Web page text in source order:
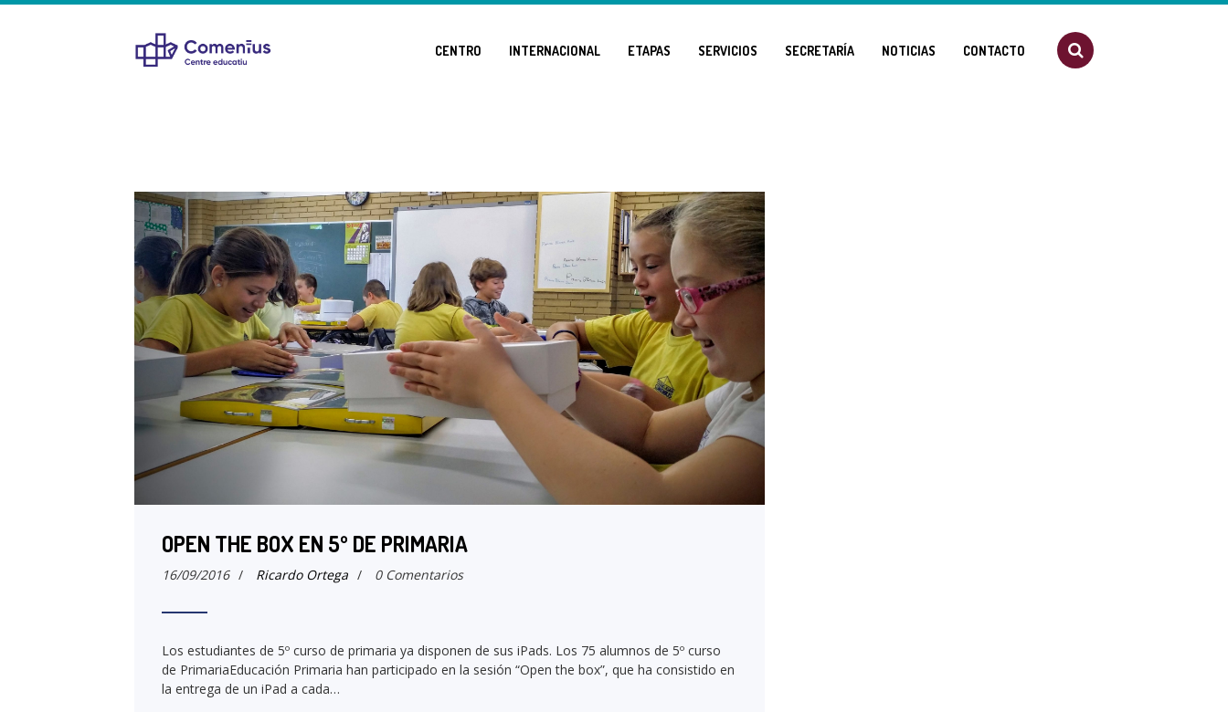
CENTRO INTERNACIONAL ETAPAS SERVICIOS SECRETARÍA NOTICIAS CONTACTO
OPEN THE BOX EN 5º DE PRIMARIA
16/09/2016 / Ricardo Ortega / 0 Comentarios
Los estudiantes de 5º curso de primaria ya disponen de sus iPads. Los 75 alumnos de 5º curso
de PrimariaEducación Primaria han participado en la sesión “Open the box”, que ha consistido en
la entrega de un iPad a cada…